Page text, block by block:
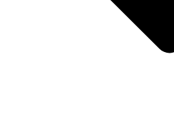
Harald Schwiers